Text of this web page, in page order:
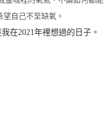
望自己不至缺氧。
在2021年裡想過的日子。